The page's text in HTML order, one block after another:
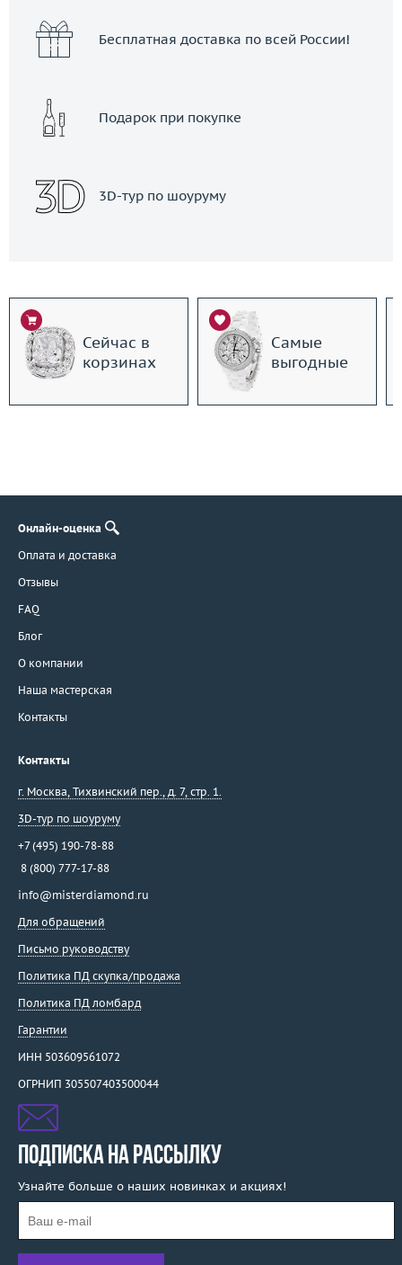
Бесплатная доставка по всей России!
Подарок при покупке
3D-тур по шоуруму
Сейчас в
корзинах
Самые
выгодные
Онлайн-оценка
Оплата и доставка
Отзывы
FAQ
Блог
О компании
Наша мастерская
Контакты
Контакты
г. Москва, Тихвинский пер., д. 7, стр. 1.
3D-тур по шоуруму
+7 (495) 190-78-88
8 (800) 777-17-88
info@misterdiamond.ru
Для обращений
Письмо руководству
Политика ПД скупка/продажа
Политика ПД ломбард
Гарантии
ИНН 503609561072
ОГРНИП 305507403500044
ПОДПИСКА НА РАССЫЛКУ
Узнайте больше о наших новинках и акциях!